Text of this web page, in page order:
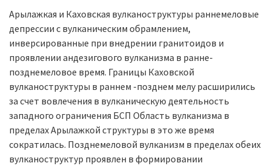
Арылажкая и Каховская вулканоструктуры раннемеловые
депрессии с вулканическим обрамлением,
инверсированные при внедрении гранитоидов и
проявлении андезигового вулканизма в ранне-
позднемеловое время. Границы Каховской
вулканоструктуры в раннем -позднем мелу расширились
за счет вовлечения в вулканическую деятельность
западного ограничения БСП Область вулканизма в
пределах Арылажкой структуры в это же время
сократилась. Позднемеловой вулканизм в пределах обеих
вулканоструктур проявлен в формировании